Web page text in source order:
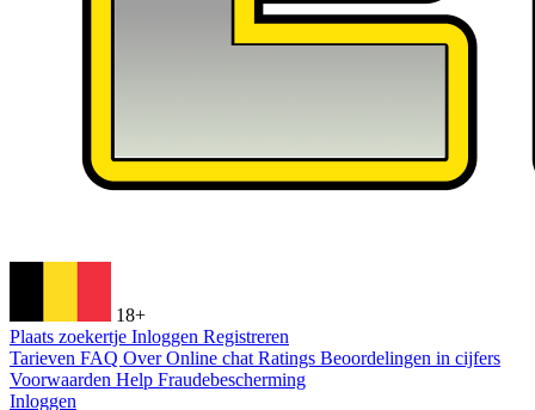
18+
Plaats zoekertje Inloggen Registreren
Tarieven FAQ OverOnline chat Ratings Beoordelingen in cijfers
Voorwaarden Help Fraudebescherming
Inloggen